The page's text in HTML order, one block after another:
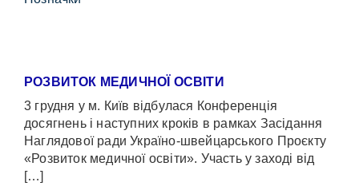
РОЗВИТОК МЕДИЧНОЇ ОСВІТИ
3 грудня у м. Київ відбулася Конференція
досягнень і наступних кроків в рамках Засідання
Наглядової ради Україно-швейцарського Проєкту
«Розвиток медичної освіти». Участь у заході від
[…]